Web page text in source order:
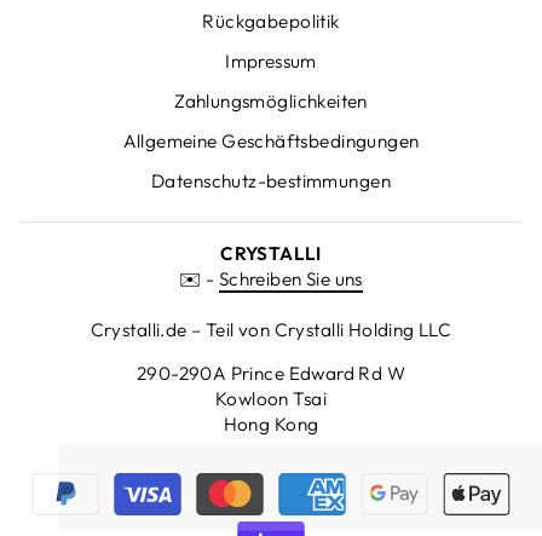
Rückgabepolitik
Impressum
Zahlungsmöglichkeiten
Allgemeine Geschäftsbedingungen
Datenschutz-bestimmungen
CRYSTALLI
✉️ - Schreiben Sie uns
Crystalli.de – Teil von Crystalli Holding LLC
290-290A Prince Edward Rd W
Kowloon Tsai
Hong Kong